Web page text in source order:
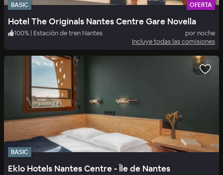
BASIC OFERTA
Hotel The Originals Nantes Centre Gare Novella
100% | Estación de tren Nantes
por noche
Incluye todas las comisiones
BASIC
Eklo Hotels Nantes Centre - Île de Nantes